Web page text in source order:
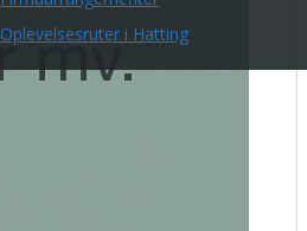
Oplevelsesruter i Hatting